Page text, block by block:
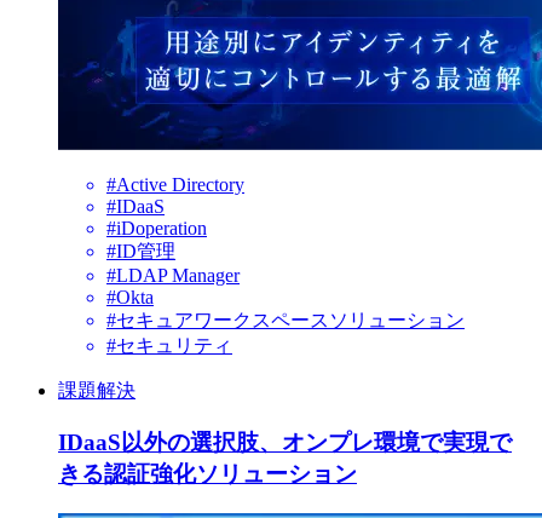
#Active Directory
#IDaaS
#iDoperation
#ID管理
#LDAP Manager
#Okta
#セキュアワークスペースソリューション
#セキュリティ
課題解決
IDaaS以外の選択肢、オンプレ環境で実現で
きる認証強化ソリューション